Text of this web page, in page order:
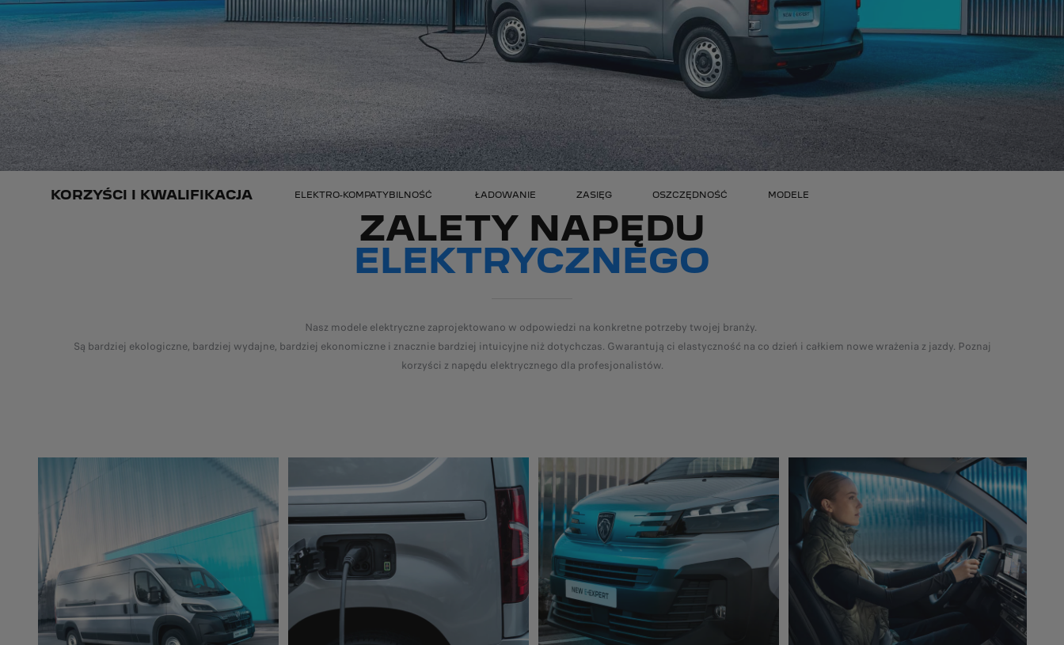
KORZYŚCI I KWALIFIKACJA ELEKTRO-KOMPATYBILNOŚĆ ŁADOWANIE ZASIĘG OSZCZĘDNOŚĆ MODELE
ZALETY NAPĘDU
ELEKTRYCZNEGO
Nasz modele elektryczne zaprojektowano w odpowiedzi na konkretne potrzeby twojej branży.
Są bardziej ekologiczne, bardziej wydajne, bardziej ekonomiczne i znacznie bardziej intuicyjne niż dotychczas. Gwarantują ci elastyczność na co dzień i całkiem nowe wrażenia z jazdy. Poznaj
korzyści z napędu elektrycznego dla profesjonalistów.